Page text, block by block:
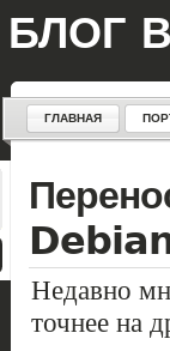
БЛОГ
ГЛАВНАЯ
Недавно
точнее на